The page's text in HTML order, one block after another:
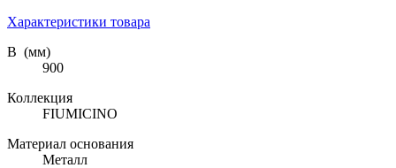
Характеристики товара
В (мм)
900
Коллекция
FIUMICINO
Материал основания
Металл